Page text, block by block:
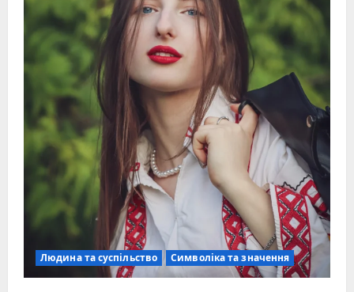
Людина та суспільство Символіка та значення